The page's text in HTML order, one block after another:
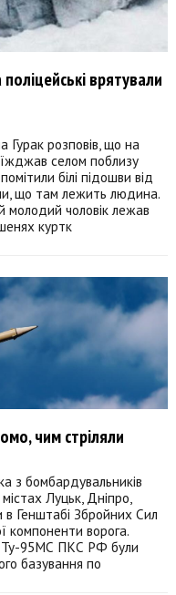
врятували
Гурак розповів, що на
селом поблизу
білі підошви від
що там лежить людина.
молодий чоловік лежав
куртк
чим стріляли
з бомбардувальників
Луцьк, Дніпро,
в Генштабі Збройних Сил
компоненти ворога.
Ту-95МС ПКС РФ були
базування по